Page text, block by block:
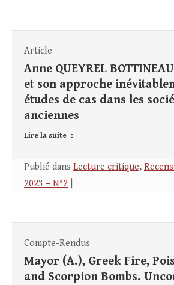
Article
Anne QUEYREL
et son approche
études de cas dans les
anciennes
Lire la suite
Publié dans Lecture critique,
2023 – N°2
Compte-Rendus
Mayor (A.), Greek Fire,
and Scorpion Bombs.